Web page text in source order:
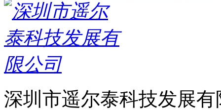
深圳市遥尔泰科技发展